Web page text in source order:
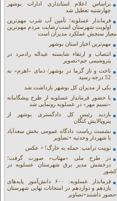
براساس اعلام استانداری ادارات بوشهر
چهارشنبه تعطیل شد
فرماندار عسلویه؛ تأمین آب شرب مهم‌ترین
اولویت شهرستان است/رضایت مردم مهم‌ترین
معیار سنجش عملکرد مدیران است
مهم‌ترین اخبار استان بوشهر
انتصاب و ارتقاء شایسته عبداله رادمرد در
پتروشیمی جم+تصویر
تاخت و تاز گرما در بوشهر/ دمای «اهرم» به
52 درجه رسید
یکی از مدیران کل بوشهر بازداشت شد
با حضور فرماندار عسلویه از طرح پیشگامانه
«نسیم مهر» در عسلویه رونمایی شد
بازدید رئیس کل دادگستری بوشهر از
پتروپالایش کنگان
نشست ریاست دادگاه عمومی بخش سعدآباد
با شهردار وحدتیه +تصاویر
توییت ترامپ: حمله به خارگ! + عکس
در طرح ملی «مهتاب» صورت گرفت؛
درخشش مدیر برق شهرستان عسلویه در
کشور
فرماندار عسلویه: ۶۰۰ دانش‌آموز پایه‌های
یازدهم و دوازدهم در امتحانات نهایی شهرستان
حضور داشتند+تصاویر